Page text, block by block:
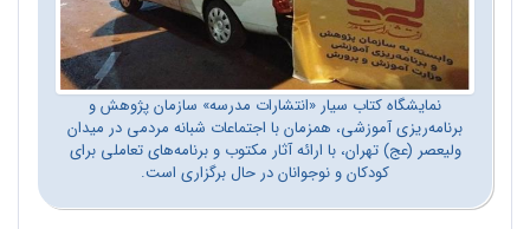
نمایشگاه کتاب سیار «انتشارات مدرسه» سازمان پژوهش و
برنامه‌ریزی آموزشی، همزمان با اجتماعات شبانه مردمی در میدان
ولیعصر (عج) تهران، با ارائه آثار مکتوب و برنامه‌های تعاملی برای
کودکان و نوجوانان در حال برگزاری است.